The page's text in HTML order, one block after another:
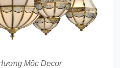
Mộc Decor